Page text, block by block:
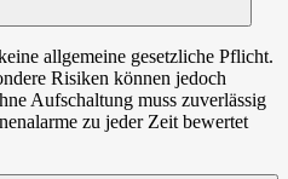
allgemeine gesetzliche Pflicht.
Risiken können jedoch
Aufschaltung muss zuverlässig
zu jeder Zeit bewertet